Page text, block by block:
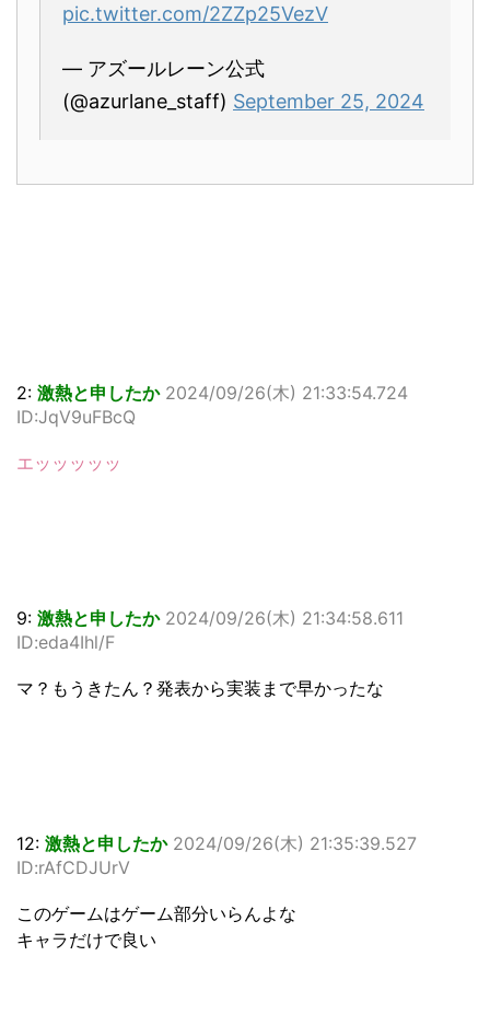
pic.twitter.com/2ZZp25VezV
— アズールレーン公式
(@azurlane_staff) September 25, 2024
2: 激熱と申したか 2024/09/26(木) 21:33:54.724
ID:JqV9uFBcQ
エッッッッッ
9: 激熱と申したか 2024/09/26(木) 21:34:58.611
ID:eda4Ihl/F
マ？もうきたん？発表から実装まで早かったな
12: 激熱と申したか 2024/09/26(木) 21:35:39.527
ID:rAfCDJUrV
このゲームはゲーム部分いらんよな
キャラだけで良い